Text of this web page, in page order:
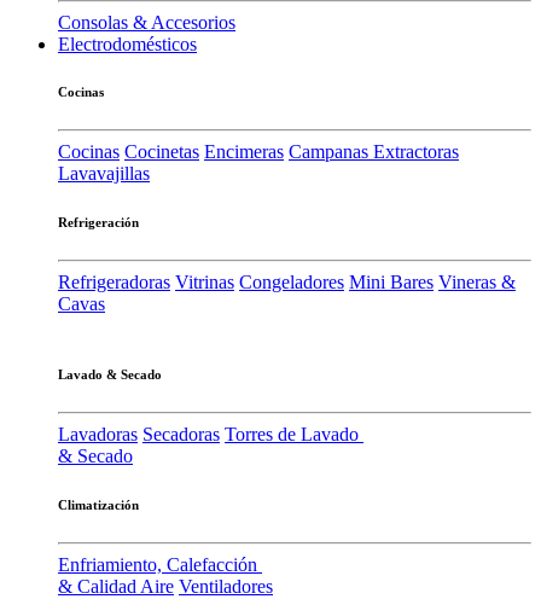
Consolas & Accesorios
Electrodomésticos
Cocinas
Cocinas Cocinetas Encimeras Campanas Extractoras
Lavavajillas
Refrigeración
Refrigeradoras Vitrinas Congeladores Mini Bares Vineras &
Cavas
Lavado & Secado
Lavadoras Secadoras Torres de Lavado
& Secado
Climatización
Enfriamiento, Calefacción
& Calidad Aire Ventiladores